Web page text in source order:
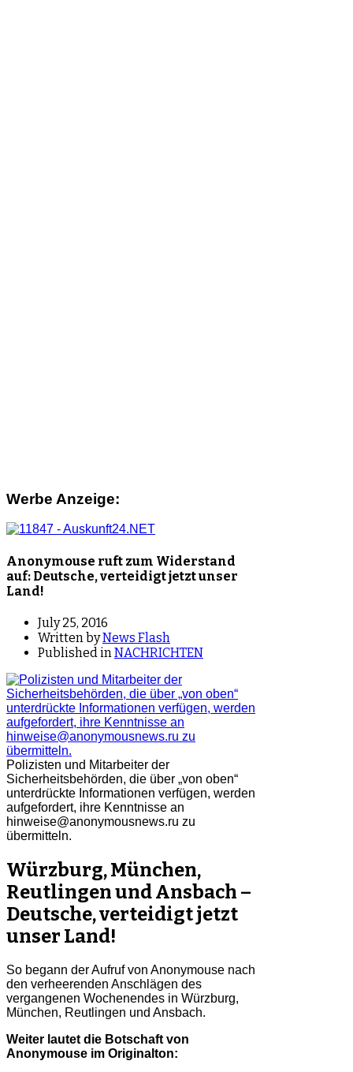
Werbe Anzeige:
Anonymouse ruft zum Widerstand
auf: Deutsche, verteidigt jetzt unser
Land!
July 25, 2016
Written byNews Flash
Published inNACHRICHTEN
Polizisten und Mitarbeiter der
Sicherheitsbehörden, die über „von oben“
unterdrückte Informationen verfügen, werden
aufgefordert, ihre Kenntnisse an
hinweise@anonymousnews.ru zu
übermitteln.
Würzburg, München,
Reutlingen und Ansbach –
Deutsche, verteidigt jetzt
unser Land!
So begann der Aufruf von Anonymouse nach
den verheerenden Anschlägen des
vergangenen Wochenendes in Würzburg,
München, Reutlingen und Ansbach.
Weiter lautet die Botschaft von
Anonymouse im Originalton: